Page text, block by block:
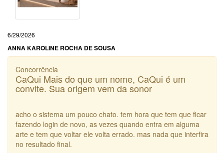
6/29/2026
ANNA KAROLINE ROCHA DE SOUSA
Concorrência
CaQui Mais do que um nome, CaQui é um
convite. Sua origem vem da sonor
acho o sistema um pouco chato. tem hora que tem que ficar
fazendo login de novo, as vezes quando entra em alguma
arte e tem que voltar ele volta errado. mas nada que interfira
no resultado final.